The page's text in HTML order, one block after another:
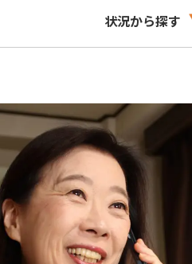
状況から探す